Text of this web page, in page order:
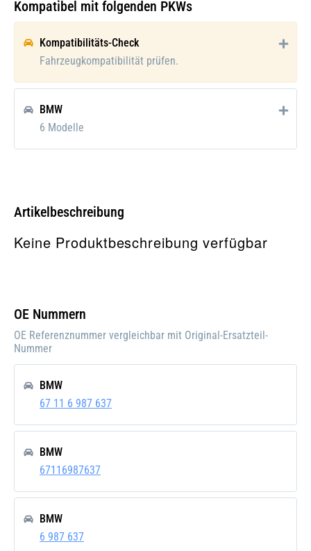
Kompatibel mit folgenden PKWs
Kompatibilitäts-Check
Fahrzeugkompatibilität prüfen.
BMW
6 Modelle
Artikelbeschreibung
Keine Produktbeschreibung verfügbar
OE Nummern
OE Referenznummer vergleichbar mit Original-Ersatzteil-
Nummer
BMW
67 11 6 987 637
BMW
67116987637
BMW
6 987 637